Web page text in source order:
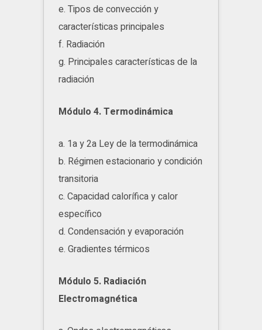
e. Tipos de convección y
características principales
f. Radiación
g. Principales características de la
radiación
Módulo 4. Termodinámica
a. 1a y 2a Ley de la termodinámica
b. Régimen estacionario y condición
transitoria
c. Capacidad calorífica y calor
específico
d. Condensación y evaporación
e. Gradientes térmicos
Módulo 5. Radiación
Electromagnética